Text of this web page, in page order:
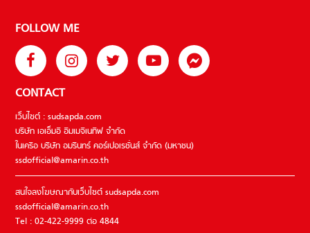
FOLLOW ME
CONTACT
เว็บไซต์ : sudsapda.com
บริษัท เอเอ็มอี อิมเมจิเนทีฟ จำกัด
ในเครือ บริษัท อมรินทร์ คอร์เปอเรชั่นส์ จำกัด (มหาชน)
ssdofficial@amarin.co.th
สนใจลงโฆษณากับเว็บไซต์ sudsapda.com
ssdofficial@amarin.co.th
Tel : 02-422-9999 ต่อ 4844